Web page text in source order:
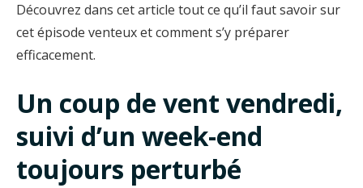
Découvrez dans cet article tout ce qu’il faut savoir sur
cet épisode venteux et comment s’y préparer
efficacement.
Un coup de vent vendredi,
suivi d’un week-end
toujours perturbé